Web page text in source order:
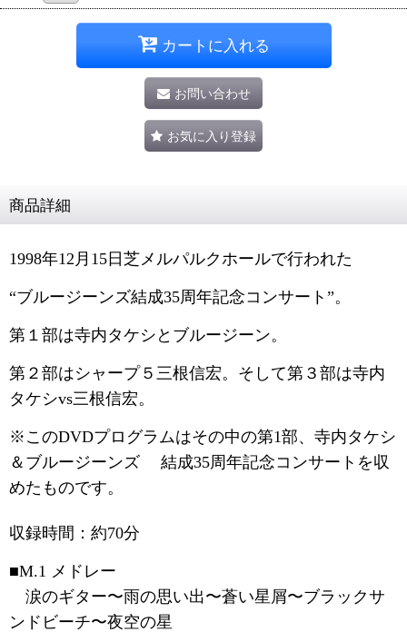
カートに入れる
お問い合わせ
お気に入り登録
商品詳細
1998年12月15日芝メルパルクホールで行われた
“ブルージーンズ結成35周年記念コンサート”。
第１部は寺内タケシとブルージーン。
第２部はシャープ５三根信宏。そして第３部は寺内
タケシvs三根信宏。
※このDVDプログラムはその中の第1部、寺内タケシ
＆ブルージーンズ 結成35周年記念コンサートを収
めたものです。
収録時間：約70分
■M.1 メドレー
涙のギター〜雨の思い出〜蒼い星屑〜ブラックサ
ンドビーチ〜夜空の星